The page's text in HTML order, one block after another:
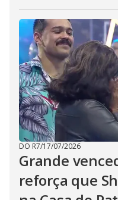
DO R7/17/07/2026
Grande
reforça que